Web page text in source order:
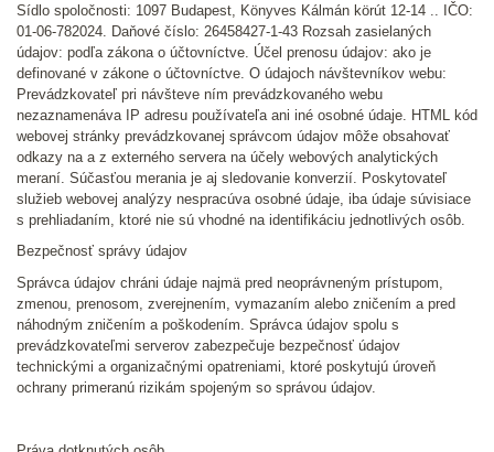
Sídlo spoločnosti: 1097 Budapest, Könyves Kálmán körút 12-14 .. IČO:
01-06-782024. Daňové číslo: 26458427-1-43 Rozsah zasielaných
údajov: podľa zákona o účtovníctve. Účel prenosu údajov: ako je
definované v zákone o účtovníctve. O údajoch návštevníkov webu:
Prevádzkovateľ pri návšteve ním prevádzkovaného webu
nezaznamenáva IP adresu používateľa ani iné osobné údaje. HTML kód
webovej stránky prevádzkovanej správcom údajov môže obsahovať
odkazy na a z externého servera na účely webových analytických
meraní. Súčasťou merania je aj sledovanie konverzií. Poskytovateľ
služieb webovej analýzy nespracúva osobné údaje, iba údaje súvisiace
s prehliadaním, ktoré nie sú vhodné na identifikáciu jednotlivých osôb.
Bezpečnosť správy údajov
Správca údajov chráni údaje najmä pred neoprávneným prístupom,
zmenou, prenosom, zverejnením, vymazaním alebo zničením a pred
náhodným zničením a poškodením. Správca údajov spolu s
prevádzkovateľmi serverov zabezpečuje bezpečnosť údajov
technickými a organizačnými opatreniami, ktoré poskytujú úroveň
ochrany primeranú rizikám spojeným so správou údajov.